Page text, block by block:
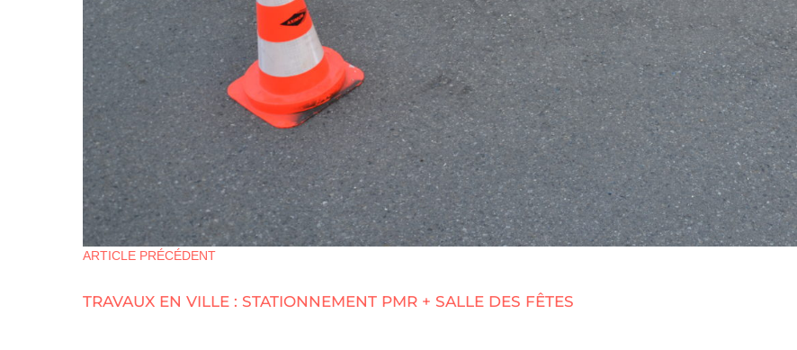
ARTICLE PRÉCÉDENT
TRAVAUX EN VILLE : STATIONNEMENT PMR + SALLE DES FÊTES